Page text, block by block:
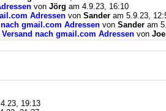
von Jörg am 4.9.23, 16:10
Adressen von Sander am 5.9.23,
nach gmail.com Adressen von Sander am
Versand nach gmail.com Adressen von
19:13